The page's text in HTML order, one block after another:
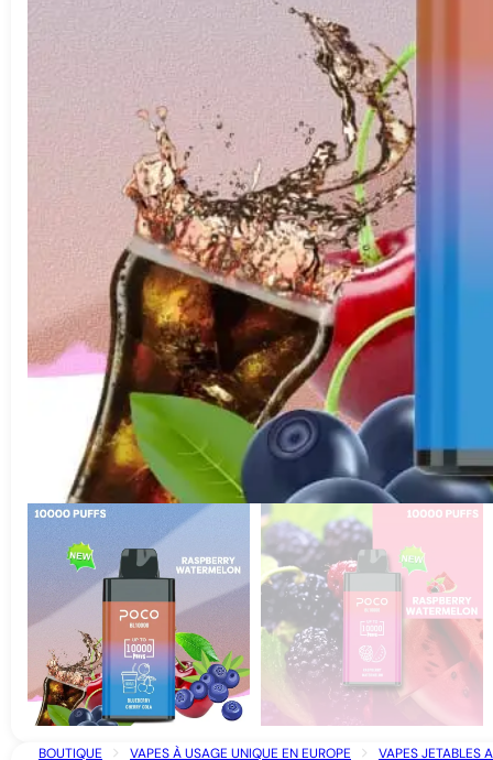
BOUTIQUE VAPES À USAGE UNIQUE EN EUROPE VAPES JETABLES